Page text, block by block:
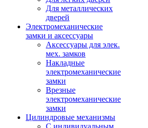
Для металлических
дверей
Электромеханические
замки и аксессуары
Аксессуары для элек.
мех. замков
Накладные
электромеханические
замки
Врезные
электромеханические
замки
Цилиндровые механизмы
С индивидуальным